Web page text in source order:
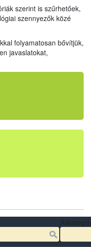
szerint is szűrhetőek,
szennyezők közé
folyamatosan bővítjük,
javaslatokat,